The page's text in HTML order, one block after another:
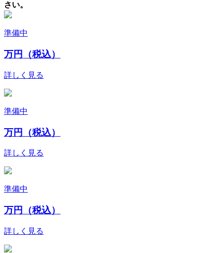
さい。
準備中
万円（税込）
詳しく見る
準備中
万円（税込）
詳しく見る
準備中
万円（税込）
詳しく見る